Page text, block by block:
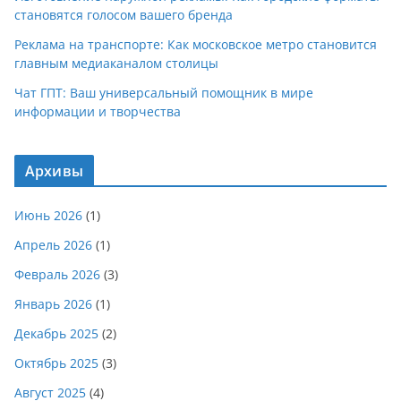
становятся голосом вашего бренда
Реклама на транспорте: Как московское метро становится
главным медиаканалом столицы
Чат ГПТ: Ваш универсальный помощник в мире
информации и творчества
Архивы
Июнь 2026 (1)
Апрель 2026 (1)
Февраль 2026 (3)
Январь 2026 (1)
Декабрь 2025 (2)
Октябрь 2025 (3)
Август 2025 (4)